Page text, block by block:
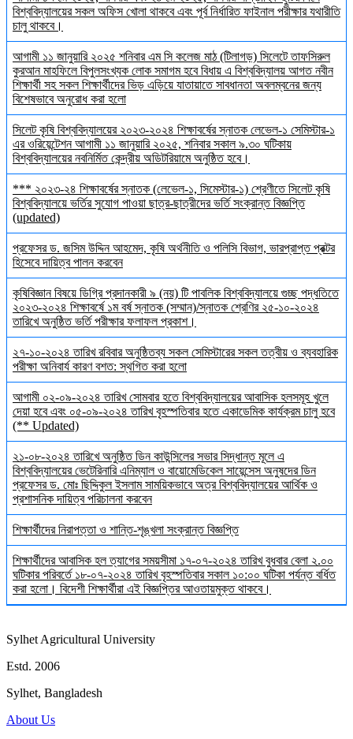
বিশ্ববিদ্যালয়ের সকল অফিস খোলা থাকবে এবং পূর্ব নির্ধারিত ফাইনাল পরীক্ষার যথারীতি
চালু থাকবে।
আগামী ১১ জানুয়ারি ২০২৫ শনিবার এম সি কলেজ মাঠ (টিলাগড়) সিলেটে তাফসিরুল
কুরআন মাহফিলে বিপুলসংখ্যক লোক সমাগম হবে বিধায় এ বিশ্ববিদ্যালয় আগত নবীন
শিক্ষার্থী সহ সকল শিক্ষার্থীদের ভিড় এড়িয়ে যাতায়াতে সাবধানতা অবলম্বনের জন্য
বিশেষভাবে অনুরোধ করা হলো
সিলেট কৃষি বিশ্ববিদ্যালয়ের ২০২৩-২০২৪ শিক্ষাবর্ষের স্নাতক লেভেল-১ সেমিস্টার-১
এর ওরিয়েন্টেশন আগামী ১১ জানুয়ারি ২০২৫, শনিবার সকাল ৯.৩০ ঘটিকায়
বিশ্ববিদ্যালয়ের নবনির্মিত কেন্দ্রীয় অডিটরিয়ামে অনুষ্ঠিত হবে।
*** ২০২৩-২৪ শিক্ষাবর্ষের স্নাতক (লেভেল-১, সিমেস্টার-১) শ্রেণীতে সিলেট কৃষি
বিশ্ববিদ্যালয়ে ভর্তির সুযোগ পাওয়া ছাত্র-ছাত্রীদের ভর্তি সংক্রান্ত বিজ্ঞপ্তি
(updated)
প্রফেসর ড. জসিম উদ্দিন আহমেদ, কৃষি অর্থনীতি ও পলিসি বিভাগ, ভারপ্রাপ্ত প্রক্টর
হিসেবে দায়িত্ব পালন করবেন
কৃষিবিজ্ঞান বিষয়ে ডিগ্রি প্রদানকারী ৯ (নয়) টি পাবলিক বিশ্ববিদ্যালয়ে গুচ্ছ পদ্ধতিতে
২০২৩-২০২৪ শিক্ষাবর্ষে ১ম বর্ষ স্নাতক (সম্মান)/স্নাতক শ্রেণির ২৫-১০-২০২৪
তারিখে অনুষ্ঠিত ভর্তি পরীক্ষার ফলাফল প্রকাশ।
২৭-১০-২০২৪ তারিখ রবিবার অনুষ্ঠিতব্য সকল সেমিস্টারের সকল তত্বীয় ও ব্যবহারিক
পরীক্ষা অনিবার্য কারণ বশত: স্থগিত করা হলো
আগামী ০২-০৯-২০২৪ তারিখ সোমবার হতে বিশ্ববিদ্যালয়ের আবাসিক হলসমূহ খুলে
দেয়া হবে এবং ০৫-০৯-২০২৪ তারিখ বৃহস্পতিবার হতে একাডেমিক কার্যক্রম চালু হবে
(** Updated)
২১-০৮-২০২৪ তারিখে অনুষ্ঠিত ডিন কাউন্সিলের সভার সিদ্ধান্ত মূলে এ
বিশ্ববিদ্যালয়ের ভেটেরিনারি এনিম্যাল ও বায়োমেডিকেল সায়েন্সেস অনুষদের ডিন
প্রফেসর ড. মোঃ ছিদ্দিকুল ইসলাম সাময়িকভাবে অত্র বিশ্ববিদ্যালয়ের আর্থিক ও
প্রশাসনিক দায়িত্ব পরিচালনা করবেন
শিক্ষার্থীদের নিরাপত্তা ও শান্তি-শৃঙ্খলা সংক্রান্ত বিজ্ঞপ্তি
শিক্ষার্থীদের আবাসিক হল ত্যাগের সময়সীমা ১৭-০৭-২০২৪ তারিখ বুধবার বেলা ২.০০
ঘটিকার পরিবর্তে ১৮-০৭-২০২৪ তারিখ বৃহস্পতিবার সকাল ১০:০০ ঘটিকা পর্যন্ত বর্ধিত
করা হলো। বিদেশী শিক্ষার্থীরা এই বিজ্ঞপ্তির আওতায়মুক্ত থাকবে।
Sylhet Agricultural University
Estd. 2006
Sylhet, Bangladesh
About Us